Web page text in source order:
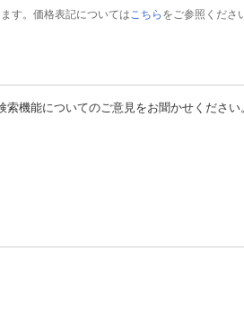
す。価格表記については こちら をご参照くださ
機能についてのご意見をお聞かせください